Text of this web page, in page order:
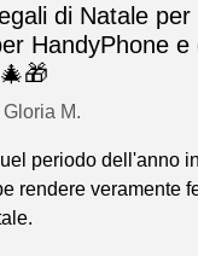
di Natale
HandyPhone e
M.
periodo dell'anno
rendere veramente